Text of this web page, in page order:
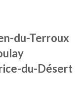
du-Terroux
du-Désert